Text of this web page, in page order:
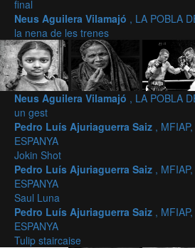
final
Neus Aguilera Vilamajó , LA POBLA
la nena de les trenes
Neus Aguilera Vilamajó , LA POBLA
un gest
Pedro Luís Ajuriaguerra Saiz ,
ESPANYA
Jokin Shot
Pedro Luís Ajuriaguerra Saiz ,
ESPANYA
Saul Luna
Pedro Luís Ajuriaguerra Saiz ,
ESPANYA
Tulip staircaise